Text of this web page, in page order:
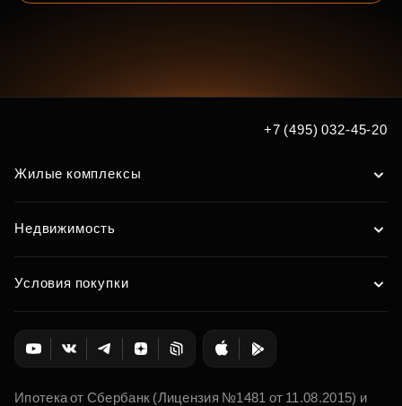
+7 (495) 032-45-20
Жилые комплексы
Недвижимость
Условия покупки
Ипотека от Сбербанк (Лицензия №1481 от 11.08.2015) и